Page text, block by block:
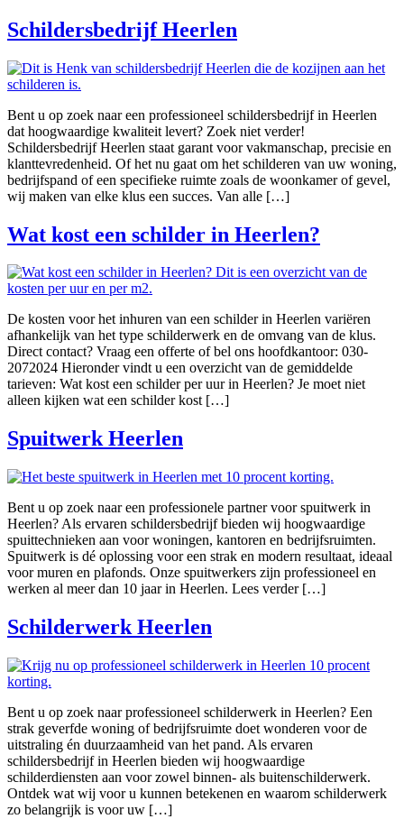
Schildersbedrijf Heerlen
Bent u op zoek naar een professioneel schildersbedrijf in Heerlen
dat hoogwaardige kwaliteit levert? Zoek niet verder!
Schildersbedrijf Heerlen staat garant voor vakmanschap, precisie en
klanttevredenheid. Of het nu gaat om het schilderen van uw woning,
bedrijfspand of een specifieke ruimte zoals de woonkamer of gevel,
wij maken van elke klus een succes. Van alle […]
Wat kost een schilder in Heerlen?
De kosten voor het inhuren van een schilder in Heerlen variëren
afhankelijk van het type schilderwerk en de omvang van de klus.
Direct contact? Vraag een offerte of bel ons hoofdkantoor: 030-
2072024 Hieronder vindt u een overzicht van de gemiddelde
tarieven: Wat kost een schilder per uur in Heerlen? Je moet niet
alleen kijken wat een schilder kost […]
Spuitwerk Heerlen
Bent u op zoek naar een professionele partner voor spuitwerk in
Heerlen? Als ervaren schildersbedrijf bieden wij hoogwaardige
spuittechnieken aan voor woningen, kantoren en bedrijfsruimten.
Spuitwerk is dé oplossing voor een strak en modern resultaat, ideaal
voor muren en plafonds. Onze spuitwerkers zijn professioneel en
werken al meer dan 10 jaar in Heerlen. Lees verder […]
Schilderwerk Heerlen
Bent u op zoek naar professioneel schilderwerk in Heerlen? Een
strak geverfde woning of bedrijfsruimte doet wonderen voor de
uitstraling én duurzaamheid van het pand. Als ervaren
schildersbedrijf in Heerlen bieden wij hoogwaardige
schilderdiensten aan voor zowel binnen- als buitenschilderwerk.
Ontdek wat wij voor u kunnen betekenen en waarom schilderwerk
zo belangrijk is voor uw […]